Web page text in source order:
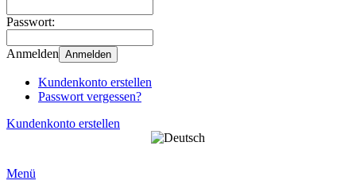
Passwort:
Anmelden Anmelden
Kundenkonto erstellen
Passwort vergessen?
Kundenkonto erstellen
Menü